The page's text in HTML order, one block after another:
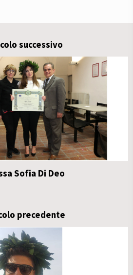
successivo
Sofia Di Deo
precedente